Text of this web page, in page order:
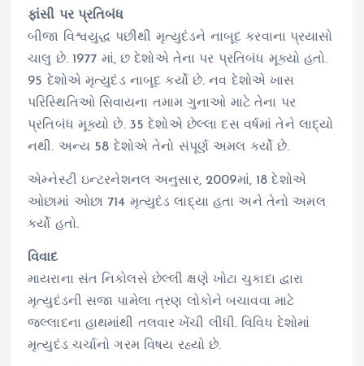
ફાંસી પર પ્રતિબંધ
બીજા વિશ્વયુદ્ધ પછીથી મૃત્યુદંડને નાબૂદ કરવાના પ્રયાસો
ચાલુ છે. 1977 માં, છ દેશોએ તેના પર પ્રતિબંધ મૂક્યો હતો.
95 દેશોએ મૃત્યુદંડ નાબૂદ કર્યો છે. નવ દેશોએ ખાસ
પરિસ્થિતિઓ સિવાયના તમામ ગુનાઓ માટે તેના પર
પ્રતિબંધ મૂક્યો છે. 35 દેશોએ છેલ્લા દસ વર્ષમાં તેને લાદ્યો
નથી. અન્ય 58 દેશોએ તેનો સંપૂર્ણ અમલ કર્યો છે.
એમ્નેસ્ટી ઇન્ટરનેશનલ અનુસાર, 2009માં, 18 દેશોએ
ઓછામાં ઓછા 714 મૃત્યુદંડ લાદ્યા હતા અને તેનો અમલ
કર્યો હતો.
વિવાદ
માયરાના સંત નિકોલસે છેલ્લી ક્ષણે ખોટા ચુકાદા દ્વારા
મૃત્યુદંડની સજા પામેલા ત્રણ લોકોને બચાવવા માટે
જલ્લાદના હાથમાંથી તલવાર ખેંચી લીધી. વિવિધ દેશોમાં
મૃત્યુદંડ ચર્ચાનો ગરમ વિષય રહ્યો છે.